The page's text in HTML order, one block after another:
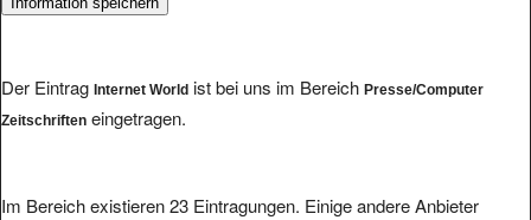
Der Eintrag Internet World ist bei uns im Bereich Presse/Computer
Zeitschriften eingetragen.
Im Bereich existieren 23 Eintragungen. Einige andere Anbieter